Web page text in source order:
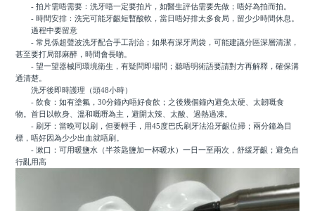
- 拍片需唔需要：洗牙唔一定要拍片，如醫生評估需要先做；唔好為拍而拍。
- 時間安排：洗完可能牙齦短暫酸軟，當日唔好排太多食局，留少少時間休息。
過程中要留意
- 常見係超聲波洗牙配合手工刮治；如果有深牙周袋，可能建議分區深層清潔，
甚至要打局部麻醉，時間會長啲。
- 望一望器械同環境衛生，有疑問即場問；聽唔明術語要請對方再解釋，確保溝
通清楚。
洗牙後即時護理（頭48小時）
- 飲食：如有塗氟，30分鐘內唔好食飲；之後幾個鐘內避免太硬、太韌嘅食
物。首日以軟身、溫和嘅嘢為主，避開太辣、太酸、過熱過凍。
- 刷牙：當晚可以刷，但要輕手，用45度巴氏刷牙法沿牙齦位掃；兩分鐘為目
標，唔好因為少少出血就唔刷。
- 漱口：可用暖鹽水（半茶匙鹽加一杯暖水）一日一至兩次，舒緩牙齦；避免自
行亂用高